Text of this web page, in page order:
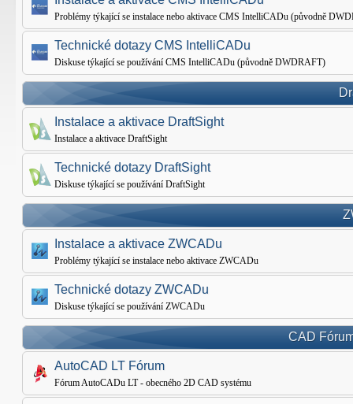
Problémy týkající se instalace nebo aktivace CMS IntelliCADu (původně
Technické dotazy CMS IntelliCADu
Diskuse týkající se používání CMS IntelliCADu (původně DWDRAFT)
Instalace a aktivace DraftSight
Instalace a aktivace DraftSight
Technické dotazy DraftSight
Diskuse týkající se používání DraftSight
Instalace a aktivace ZWCADu
Problémy týkající se instalace nebo aktivace ZWCADu
Technické dotazy ZWCADu
Diskuse týkající se používání ZWCADu
CAD
AutoCAD LT Fórum
Fórum AutoCADu LT - obecného 2D CAD systému